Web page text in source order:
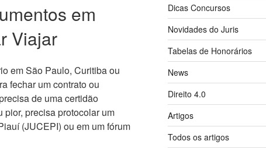
em
Viajar
em São Paulo, Curitiba ou
fechar um contrato ou
de uma certidão
pior, precisa protocolar um
(JUCEPI) ou em um fórum
Dicas Concursos
Novidades do Juris
Tabelas de Honorários
News
Direito 4.0
Artigos
Todos os artigos